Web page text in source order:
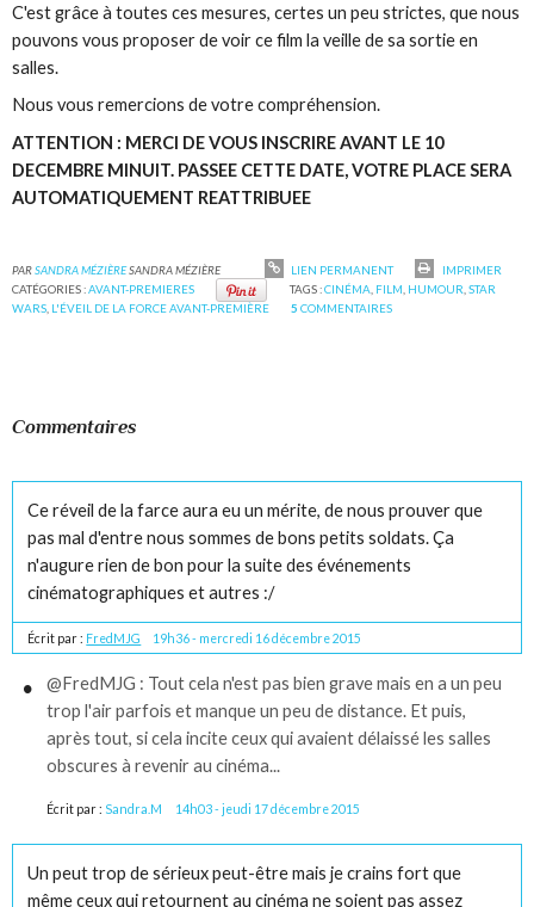
C'est grâce à toutes ces mesures, certes un peu strictes, que nous
pouvons vous proposer de voir ce film la veille de sa sortie en
salles.
Nous vous remercions de votre compréhension.
ATTENTION : MERCI DE VOUS INSCRIRE AVANT LE 10
DECEMBRE MINUIT. PASSEE CETTE DATE, VOTRE PLACE SERA
AUTOMATIQUEMENT REATTRIBUEE
PARSANDRA MÉZIÈRESANDRA MÉZIÈRE LIEN PERMANENT
IMPRIMER
CATÉGORIES :AVANT-PREMIERES TAGS :CINÉMA, FILM, HUMOUR,STAR
WARS, L'ÉVEIL DE LA FORCE AVANT-PREMIÈRE 5 COMMENTAIRES
Commentaires
Ce réveil de la farce aura eu un mérite, de nous prouver que
pas mal d'entre nous sommes de bons petits soldats. Ça
n'augure rien de bon pour la suite des événements
cinématographiques et autres :/
Écrit par : FredMJG 19h36- mercredi 16 décembre 2015
@FredMJG : Tout cela n'est pas bien grave mais en a un peu
trop l'air parfois et manque un peu de distance. Et puis,
après tout, si cela incite ceux qui avaient délaissé les salles
obscures à revenir au cinéma...
Écrit par : Sandra.M 14h03- jeudi 17 décembre 2015
Un peut trop de sérieux peut-être mais je crains fort que
même ceux qui retournent au cinéma ne soient pas assez